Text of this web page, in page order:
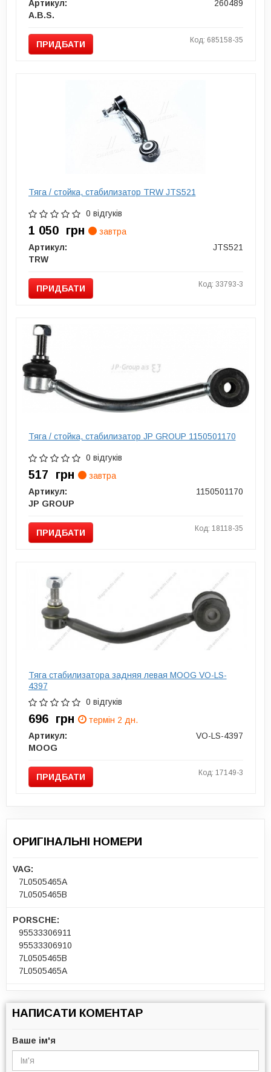
Артикул:
260489
A.B.S.
ПРИДБАТИ Код: 685158-35
Тяга / стойка, стабилизатор TRW JTS521
0 відгуків
1 050 грн
завтра
Артикул:
JTS521
TRW
ПРИДБАТИ Код: 33793-3
Тяга / стойка, стабилизатор JP GROUP 1150501170
0 відгуків
517 грн
завтра
Артикул:
1150501170
JP GROUP
ПРИДБАТИ Код: 18118-35
Тяга стабилизатора задняя левая MOOG VO-LS-
4397
0 відгуків
696 грн
термін 2 дн.
Артикул:
VO-LS-4397
MOOG
ПРИДБАТИ Код: 17149-3
ОРИГІНАЛЬНІ НОМЕРИ
VAG:
7L0505465A
7L0505465B
PORSCHE:
95533306911
95533306910
7L0505465B
7L0505465A
НАПИСАТИ КОМЕНТАР
Ваше ім'я